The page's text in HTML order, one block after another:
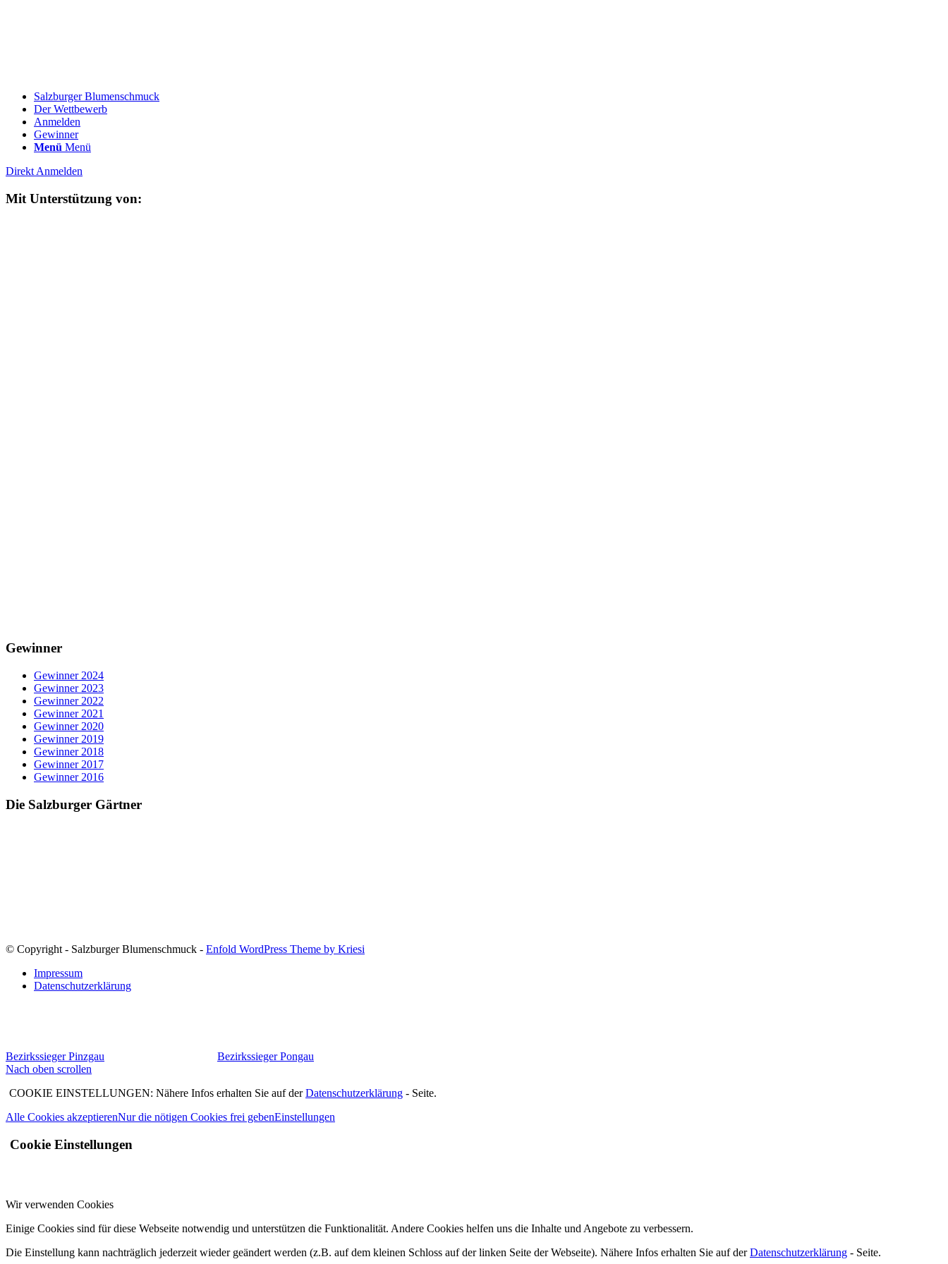
Salzburger Blumenschmuck
Der Wettbewerb
Anmelden
Gewinner
Menü Menü
Direkt Anmelden
Mit Unterstützung von:
Gewinner
Gewinner 2024
Gewinner 2023
Gewinner 2022
Gewinner 2021
Gewinner 2020
Gewinner 2019
Gewinner 2018
Gewinner 2017
Gewinner 2016
Die Salzburger Gärtner
© Copyright - Salzburger Blumenschmuck - Enfold WordPress Theme by Kriesi
Impressum
Datenschutzerklärung
Bezirkssieger Pinzgau
Bezirkssieger Pongau
Nach oben scrollen
COOKIE EINSTELLUNGEN: Nähere Infos erhalten Sie auf derDatenschutzerklärung - Seite.
Alle Cookies akzeptierenNur die nötigen Cookies frei gebenEinstellungen
Cookie Einstellungen
Wir verwenden Cookies
Einige Cookies sind für diese Webseite notwendig und unterstützen die Funktionalität. Andere Cookies helfen uns die Inhalte und Angebote zu verbessern.
Die Einstellung kann nachträglich jederzeit wieder geändert werden (z.B. auf dem kleinen Schloss auf der linken Seite der Webseite). Nähere Infos erhalten Sie auf derDatenschutzerklärung - Seite.